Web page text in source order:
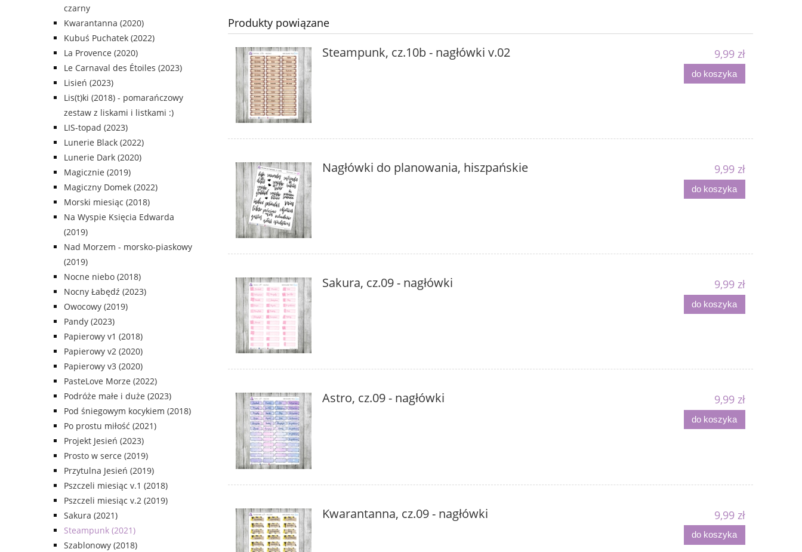
czarny
Kwarantanna (2020)
Kubuś Puchatek (2022)
La Provence (2020)
Le Carnaval des Étoiles (2023)
Lisień (2023)
Lis(t)ki (2018) - pomarańczowy
zestaw z liskami i listkami :)
LIS-topad (2023)
Lunerie Black (2022)
Lunerie Dark (2020)
Magicznie (2019)
Magiczny Domek (2022)
Morski miesiąc (2018)
Na Wyspie Księcia Edwarda
(2019)
Nad Morzem - morsko-piaskowy
(2019)
Nocne niebo (2018)
Nocny Łabędź (2023)
Owocowy (2019)
Pandy (2023)
Papierowy v1 (2018)
Papierowy v2 (2020)
Papierowy v3 (2020)
PasteLove Morze (2022)
Podróże małe i duże (2023)
Pod śniegowym kocykiem (2018)
Po prostu miłość (2021)
Projekt Jesień (2023)
Prosto w serce (2019)
Przytulna Jesień (2019)
Pszczeli miesiąc v.1 (2018)
Pszczeli miesiąc v.2 (2019)
Sakura (2021)
Steampunk (2021)
Szablonowy (2018)
Produkty powiązane
Steampunk, cz.10b - nagłówki v.02 9,99 zł
do koszyka
Nagłówki do planowania, hiszpańskie 9,99 zł
do koszyka
Sakura, cz.09 - nagłówki 9,99 zł
do koszyka
Astro, cz.09 - nagłówki 9,99 zł
do koszyka
Kwarantanna, cz.09 - nagłówki 9,99 zł
do koszyka